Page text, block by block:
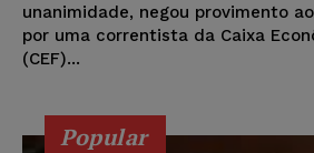
unanimidade, negou provimento
por uma correntista da Caixa
(CEF)...
Popular